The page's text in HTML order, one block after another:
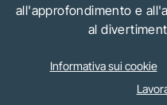
all'approfondimento e
al
Informativa sui cookie